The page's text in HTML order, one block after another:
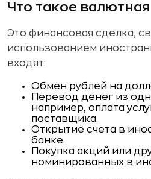
Что такое
Это финансовая сделка,
использованием
входят:
Обмен рублей на
Перевод денег из
например, оплата
поставщика.
Открытие счета в
банке.
Покупка акций или
номинированных в